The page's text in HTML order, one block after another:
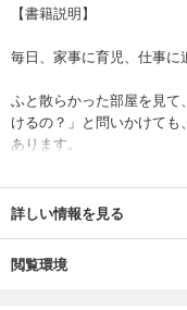
【書籍説明】
毎日、家事に育児、仕事に
ふと散らかった部屋を見
けるの？」と問いかけて
あります。
この本は、忙しいお母さん
整理整頓は躾として教え
実に戸惑い、自分の理想
詳しい情報を見る
閲覧環境